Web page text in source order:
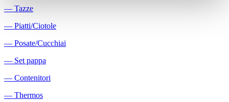
― Tazze
― Piatti/Ciotole
― Posate/Cucchiai
― Set pappa
― Contenitori
― Thermos